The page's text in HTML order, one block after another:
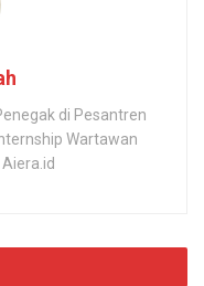
di Pesantren
Wartawan